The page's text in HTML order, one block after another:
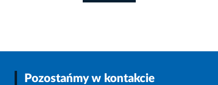
Pozostańmy w kontakcie